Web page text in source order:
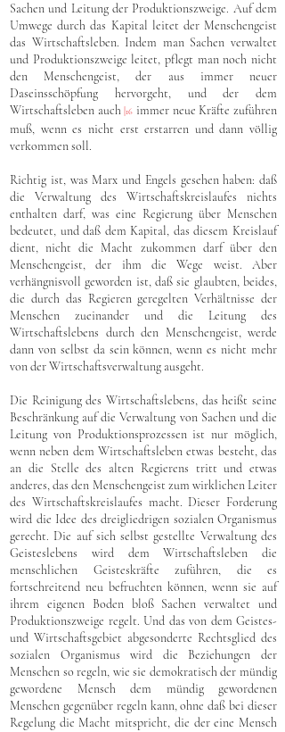
Sachen und Leitung der Produktionszweige. Auf dem
Umwege durch das Kapital leitet der Menschengeist
das Wirtschaftsleben. Indem man Sachen verwaltet
und Produktionszweige leitet, pflegt man noch nicht
den Menschengeist, der aus immer neuer
Daseinsschöpfung hervorgeht, und der dem
Wirtschaftsleben auch 16 immer neue Kräfte zuführen
muß, wenn es nicht erst erstarren und dann völlig
verkommen soll.
Richtig ist, was Marx und Engels gesehen haben: daß
die Verwaltung des Wirtschaftskreislaufes nichts
enthalten darf, was eine Regierung über Menschen
bedeutet, und daß dem Kapital, das diesem Kreislauf
dient, nicht die Macht zukommen darf über den
Menschengeist, der ihm die Wege weist. Aber
verhängnisvoll geworden ist, daß sie glaubten, beides,
die durch das Regieren geregelten Verhältnisse der
Menschen zueinander und die Leitung des
Wirtschaftslebens durch den Menschengeist, werde
dann von selbst da sein können, wenn es nicht mehr
von der Wirtschaftsverwaltung ausgeht.
Die Reinigung des Wirtschaftslebens, das heißt seine
Beschränkung auf die Verwaltung von Sachen und die
Leitung von Produktionsprozessen ist nur möglich,
wenn neben dem Wirtschaftsleben etwas besteht, das
an die Stelle des alten Regierens tritt und etwas
anderes, das den Menschengeist zum wirklichen Leiter
des Wirtschaftskreislaufes macht. Dieser Forderung
wird die Idee des dreigliedrigen sozialen Organismus
gerecht. Die auf sich selbst gestellte Verwaltung des
Geisteslebens wird dem Wirtschaftsleben die
menschlichen Geisteskräfte zuführen, die es
fortschreitend neu befruchten können, wenn sie auf
ihrem eigenen Boden bloß Sachen verwaltet und
Produktionszweige regelt. Und das von dem Geistes-
und Wirtschaftsgebiet abgesonderte Rechtsglied des
sozialen Organismus wird die Beziehungen der
Menschen so regeln, wie sie demokratisch der mündig
gewordene Mensch dem mündig gewordenen
Menschen gegenüber regeln kann, ohne daß bei dieser
Regelung die Macht mitspricht, die der eine Mensch